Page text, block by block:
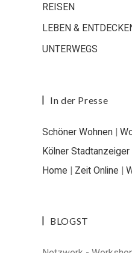
REISEN
LEBEN &
UNTERWEGS
In der Presse
Schöner Wohnen |
Kölner Stadtanzeiger
Home | Zeit Online |
BLOGST